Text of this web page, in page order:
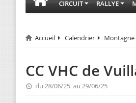
CIRCUIT RALLYE
Accueil Calendrier Montagne
CC VHC de
du 28/06/25 au 29/06/25